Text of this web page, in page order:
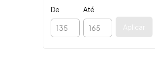
De
Até
Aplicar